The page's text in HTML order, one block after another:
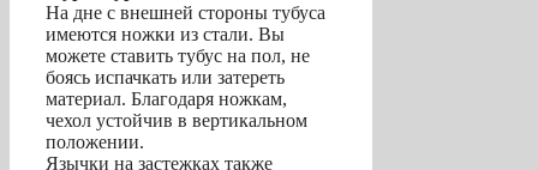
На дне с внешней стороны тубуса
имеются ножки из стали. Вы
можете ставить тубус на пол, не
боясь испачкать или затереть
материал. Благодаря ножкам,
чехол устойчив в вертикальном
положении.
Язычки на застежках также